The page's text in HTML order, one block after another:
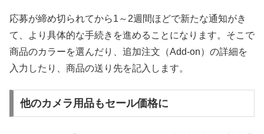
応募が締め切られてから1～2週間ほどで新たな通知がき
て、より具体的な手続きを進めることになります。そこで
商品のカラーを選んだり、追加注文（Add-on）の詳細を
入力したり、商品の送り先を記入します。
他のカメラ用品もセール価格に